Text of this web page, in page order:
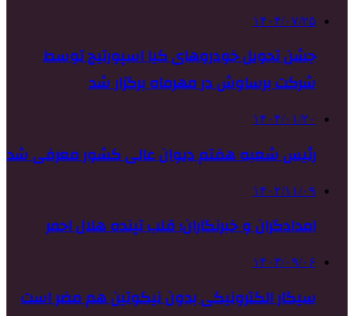
۱۴۰۴/۰۷/۲۵
جشن تحویل خودروهای کیا اسپورتیج توسط
شرکت برساوش در مهرماه برگزار شد
۱۴۰۴/۰۱/۲۰
رئیس شعبه هفتم دیوان عالی کشور معرفی شد
۱۴۰۲/۱۱/۰۹
امدادگران و خبرنگاران؛ قلب تپنده هلال احمر
۱۴۰۳/۰۹/۰۶
سیگار الکترونیکی بدون نیکوتین هم مضر است